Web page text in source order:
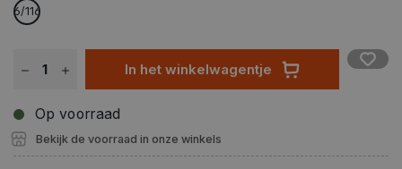
6/116
In het winkelwagentje
Op voorraad
Bekijk de voorraad in onze winkels